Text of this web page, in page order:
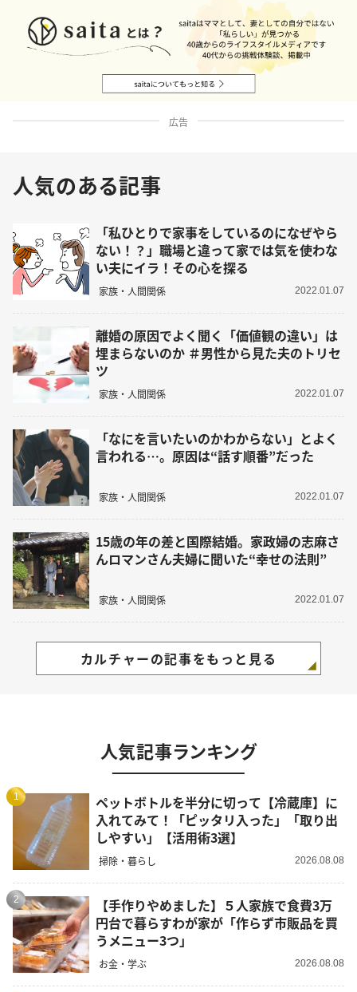
広告
人気のある記事
「私ひとりで家事をしているのになぜやら
ない！？」職場と違って家では気を使わな
い夫にイラ！その心を探る
家族・人間関係 2022.01.07
離婚の原因でよく聞く「価値観の違い」は
埋まらないのか ＃男性から見た夫のトリセ
ツ
家族・人間関係 2022.01.07
「なにを言いたいのかわからない」とよく
言われる…。原因は“話す順番”だった
家族・人間関係 2022.01.07
15歳の年の差と国際結婚。家政婦の志麻さ
んロマンさん夫婦に聞いた“幸せの法則”
家族・人間関係 2022.01.07
カルチャーの記事をもっと見る
人気記事ランキング
1
ペットボトルを半分に切って【冷蔵庫】に
入れてみて！「ピッタリ入った」「取り出
しやすい」【活用術3選】
掃除・暮らし 2026.08.08
2
【手作りやめました】５人家族で食費3万
円台で暮らすわが家が「作らず市販品を買
うメニュー3つ」
お金・学ぶ 2026.08.08